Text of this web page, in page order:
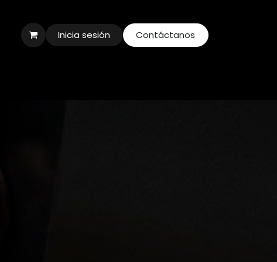
Inicia sesión Contáctanos